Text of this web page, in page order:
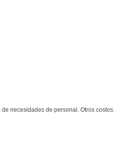
necesidades de personal. Otros costos.